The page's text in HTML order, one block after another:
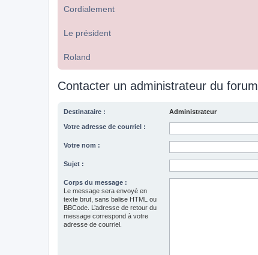
Cordialement
Le président
Roland
Contacter un administrateur du forum
Destinataire : Administrateur
Votre adresse de courriel :
Votre nom :
Sujet :
Corps du message :
Le message sera envoyé en
texte brut, sans balise HTML ou
BBCode. L’adresse de retour du
message correspond à votre
adresse de courriel.